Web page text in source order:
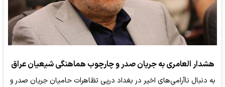
هشدار العامری به جریان صدر و چارچوب هماهنگی شیعیان عراق
به دنبال ناآرامی‌های اخیر در بغداد درپی تظاهرات حامیان جریان صدر و